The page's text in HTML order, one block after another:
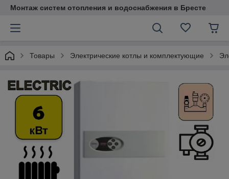
Монтаж систем отопления и водоснабжения в Бресте
Товары Электрические котлы и комплектующие